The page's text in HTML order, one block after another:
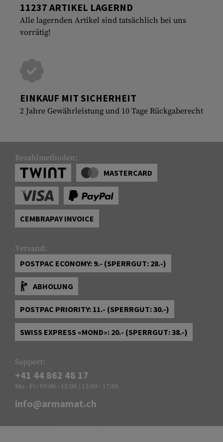
11237 ARTIKEL LAGERND
Alle lagernden Artikel sind tatsächlich bei uns
vorrätig!
EINKAUF MIT SICHERHEIT
2 Jahre Gewährleistung und 10 Tage Rückgaberecht
Bezahlmethoden:
MASTERCARD
CEMBRAPAY INVOICE
Versand:
POSTPAC ECONOMY: 9.- (SPERRGUT: 28.-)
ABHOLUNG
POSTPAC PRIORITY: 11.- (SPERRGUT: 30.-)
SWISS EXPRESS «MOND»: 20.- (SPERRGUT: 38.-)
Support:
+41 44 862 48 17
Mo - Fr: 09:00 - 12:00 / 13:00 - 17:00
info@armamat.ch